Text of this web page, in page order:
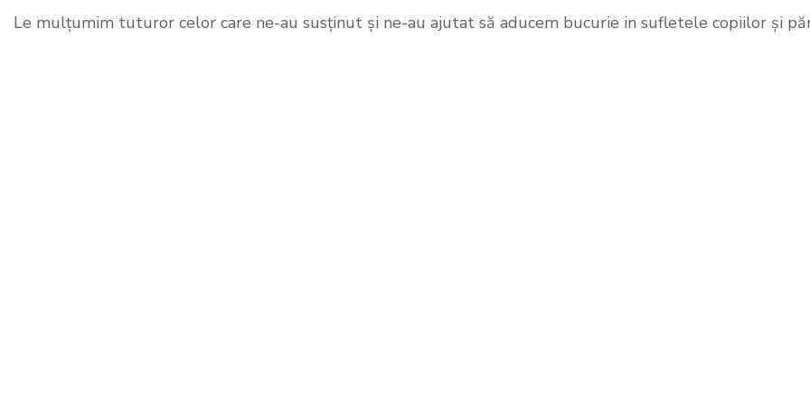
Le mulțumim tuturor celor care ne-au susținut și ne-au ajutat să aducem bucurie in sufletele copiilor și